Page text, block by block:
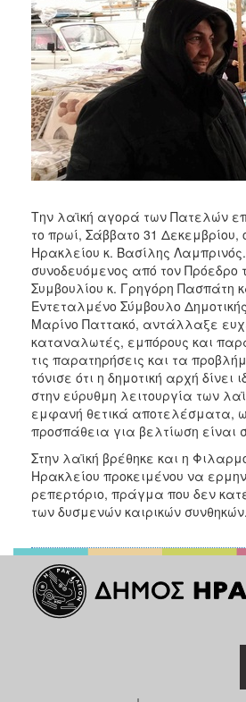
ΔΗΜΟΤΗΣ
ΕΠΙΣΚΕΠΤΗΣ
ΗΡΑΚΛΕΙΟ
Την λαϊκή αγορά των Πατελών
το πρωί, Σάββατο 31
Ηρακλείου κ. Βασίλης
συνοδευόμενος από τον Πρόεδρο
Συμβουλίου κ. Γρηγόρη Πασπάτη
Εντεταλμένο Σύμβουλο
Μαρίνο Παττακό, αντάλλαξε
καταναλωτές, εμπόρους και
τις παρατηρήσεις και τα
τόνισε ότι η δημοτική αρχή δίνει
στην εύρυθμη λειτουργία των
εμφανή θετικά αποτελέσματα,
προσπάθεια για βελτίωση είναι
Στην λαϊκή βρέθηκε και η
Ηρακλείου προκειμένου να
ρεπερτόριο, πράγμα που δεν
των δυσμενών καιρικών συνθηκών.